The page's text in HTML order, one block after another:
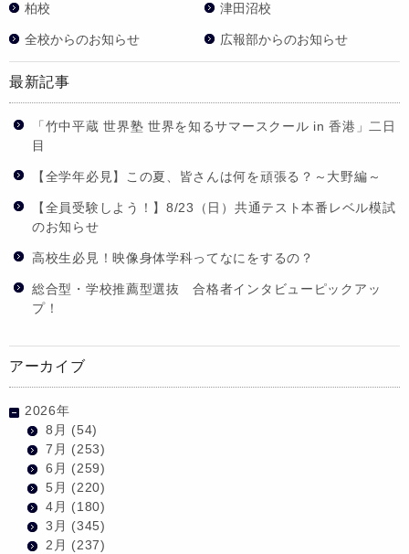
柏校 津田沼校
全校からのお知らせ 広報部からのお知らせ
最新記事
「竹中平蔵 世界塾 世界を知るサマースクール in 香港」二日
目
【全学年必見】この夏、皆さんは何を頑張る？～大野編～
【全員受験しよう！】8/23（日）共通テスト本番レベル模試
のお知らせ
高校生必見！映像身体学科ってなにをするの？
総合型・学校推薦型選抜 合格者インタビューピックアッ
プ！
アーカイブ
2026年
8月 (54)
7月 (253)
6月 (259)
5月 (220)
4月 (180)
3月 (345)
2月 (237)